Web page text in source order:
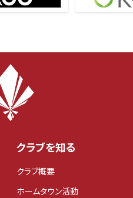
クラブを知る
クラブ概要
ホームタウン活動